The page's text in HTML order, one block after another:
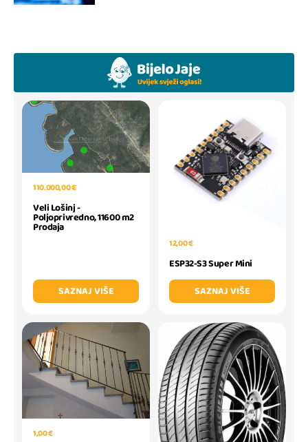
110.000,00 €
Veli Lošinj -
Poljoprivredno, 11600 m2
Prodaja
SAZNAJ VIŠE
12,00 €
ESP32-S3 Super Mini
SAZNAJ VIŠE
1,00 €